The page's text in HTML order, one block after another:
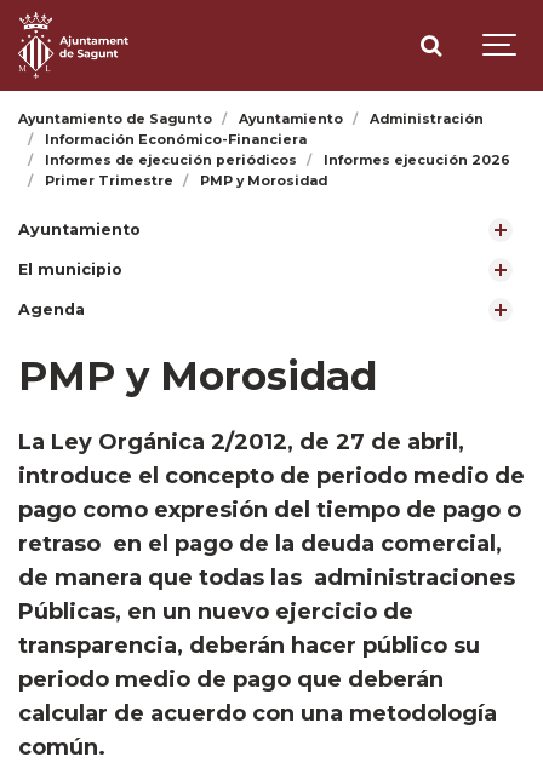
Ayuntamiento de Sagunto Ayuntamiento
Administración
Información Económico-Financiera
Informes de ejecución periódicos
Informes ejecución 2026
Primer Trimestre
PMP y Morosidad
Ayuntamiento
El municipio
Agenda
PMP y Morosidad
​La Ley Orgánica 2/2012, de 27 de abril,
introduce el concepto de periodo medio de
pago como expresión del tiempo de pago o
retraso en el pago de la deuda comercial,
de manera que todas las administraciones
Públicas, en un nuevo ejercicio de
transparencia, deberán hacer público su
periodo medio de pago que deberán
calcular de acuerdo con una metodología
común.